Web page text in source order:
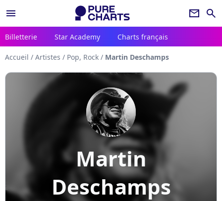
menu newsletter search
Billetterie Star Academy Charts français
Accueil / Artistes / Pop, Rock / Martin Deschamps
Martin
Deschamps